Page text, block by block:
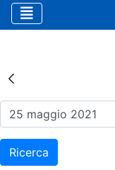
Risultati
Ricerca